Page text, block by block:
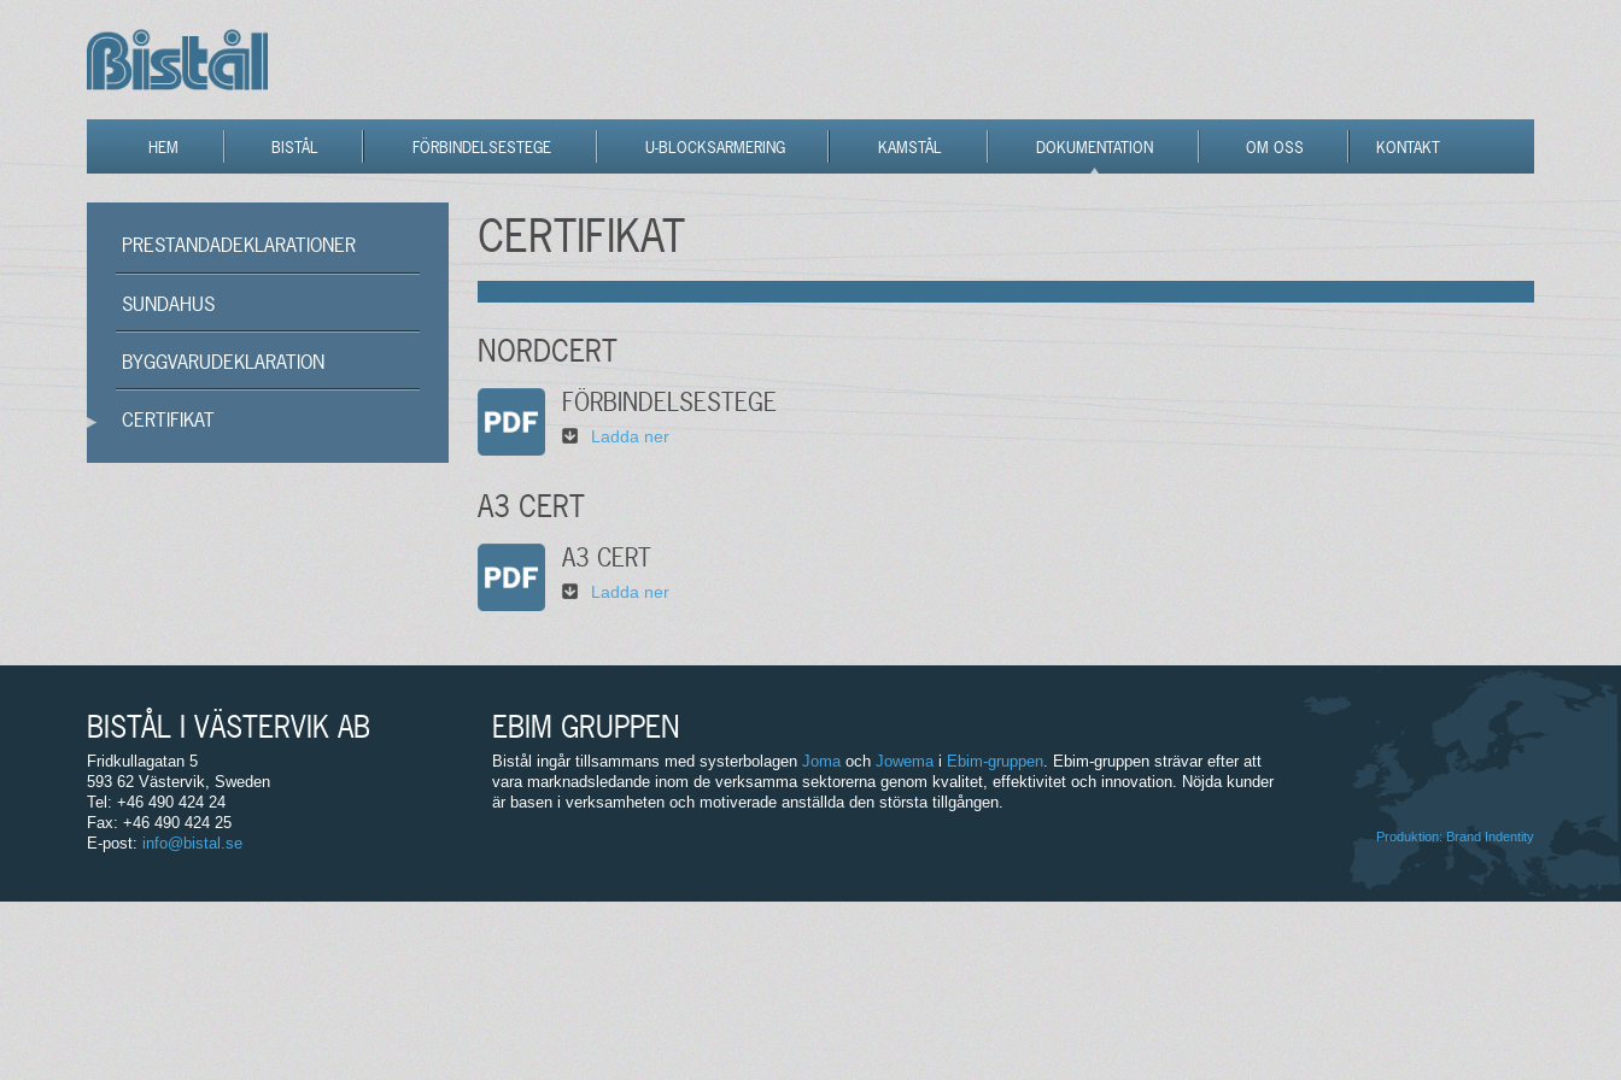
HEM BISTÅL FÖRBINDELSESTEGE U-BLOCKSARMERING KAMSTÅL DOKUMENTATION OM OSS KONTAKT
CERTIFIKAT
NORDCERT
FÖRBINDELSESTEGE
Ladda ner
A3 CERT
A3 CERT
Ladda ner
PRESTANDADEKLARATIONER
SUNDAHUS
BYGGVARUDEKLARATION
CERTIFIKAT
BISTÅL I VÄSTERVIK AB
Fridkullagatan 5
593 62 Västervik, Sweden
Tel: +46 490 424 24
Fax: +46 490 424 25
E-post: info@bistal.se
EBIM GRUPPEN
Bistål ingår tillsammans med systerbolagen Jomaoch Jowemai Ebim-gruppen. Ebim-gruppen strävar efter att
vara marknadsledande inom de verksamma sektorerna genom kvalitet, effektivitet och innovation. Nöjda kunder
är basen i verksamheten och motiverade anställda den största tillgången.
Produktion: Brand Indentity